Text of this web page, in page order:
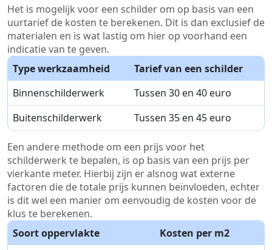
Het is mogelijk voor een schilder om op basis van een
uurtarief de kosten te berekenen. Dit is dan exclusief de
materialen en is wat lastig om hier op voorhand een
indicatie van te geven.
Type werkzaamheid
Tarief van een schilder
Binnenschilderwerk
Tussen 30 en 40 euro
Buitenschilderwerk
Tussen 35 en 45 euro
Een andere methode om een prijs voor het
schilderwerk te bepalen, is op basis van een prijs per
vierkante meter. Hierbij zijn er alsnog wat externe
factoren die de totale prijs kunnen beïnvloeden, echter
is dit wel een manier om eenvoudig de kosten voor de
klus te berekenen.
Soort oppervlakte
Kosten per m2